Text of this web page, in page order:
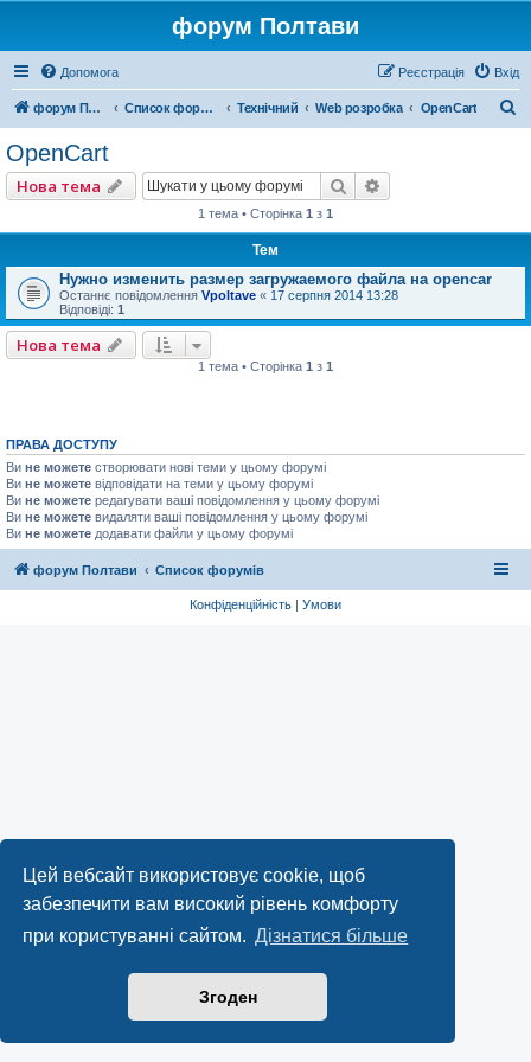
Цей вебсайт використовує cookie, щоб
забезпечити вам високий рівень комфорту
при користуванні сайтом. Дізнатися більше
Згоден
форум Полтави
Допомога Вхід
Реєстрація
форум Полтави Список форумів Технічний Web розробка OpenCart
OpenCart
Нова тема Пошук
1 тема • Сторінка 1 з 1
Тем
Нужно изменить размер загружаемого файла на opencar
Останнє повідомлення Vpoltave « 17 серпня 2014 13:28
Відповіді: 1
Нова тема
1 тема • Сторінка 1 з 1
ПРАВА ДОСТУПУ
Ви не можете створювати нові теми у цьому форумі
Ви не можете відповідати на теми у цьому форумі
Ви не можете редагувати ваші повідомлення у цьому форумі
Ви не можете видаляти ваші повідомлення у цьому форумі
Ви не можете додавати файли у цьому форумі
форум Полтави Список форумів
Конфіденційність | Умови